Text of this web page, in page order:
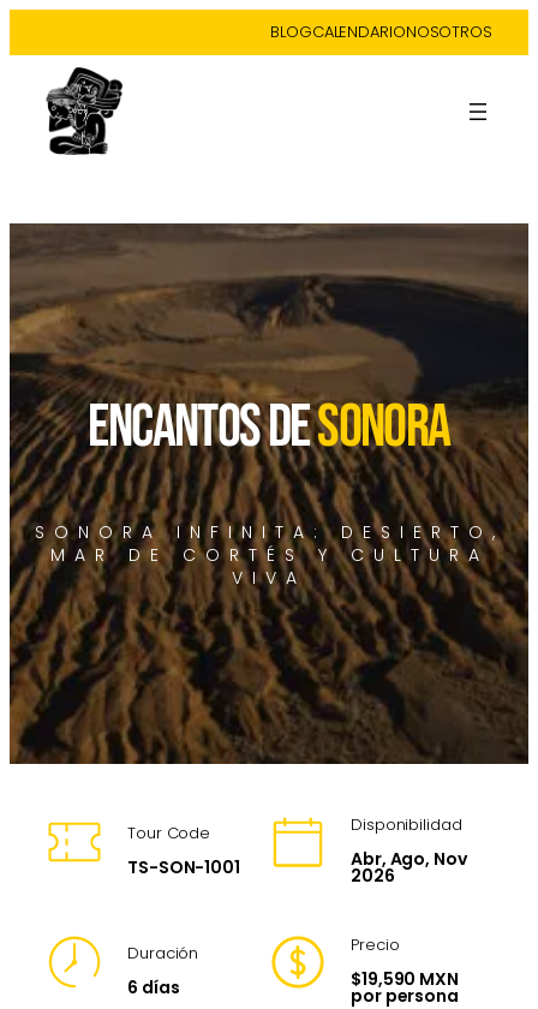
BLOGCALENDARIONOSOTROS
ENCANTOS DESONORA
SONORA INFINITA: DESIERTO,
MAR DE CORTÉS Y CULTURA
VIVA
Tour Code
TS-SON-1001
Disponibilidad
Abr, Ago, Nov
2026
Duración
6 días
Precio
$19,590 MXN
por persona